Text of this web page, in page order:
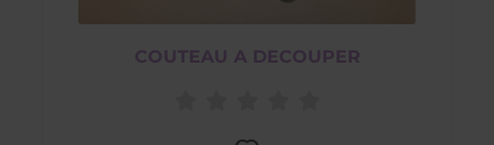
COUTEAU A DECOUPER